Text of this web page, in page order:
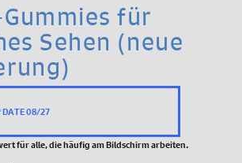
für
Sehen (neue
08/27
für alle, die häufig am Bildschirm arbeiten.